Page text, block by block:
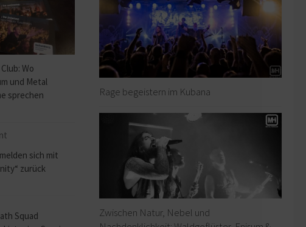
Rage begeistern im Kubana
Zwischen Natur, Nebel und
Wo
und Metal
sprechen
sich mit
zurück
Squad